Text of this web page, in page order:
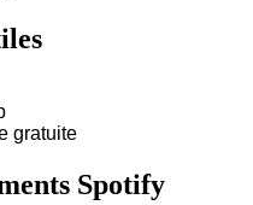
gratuite
Spotify